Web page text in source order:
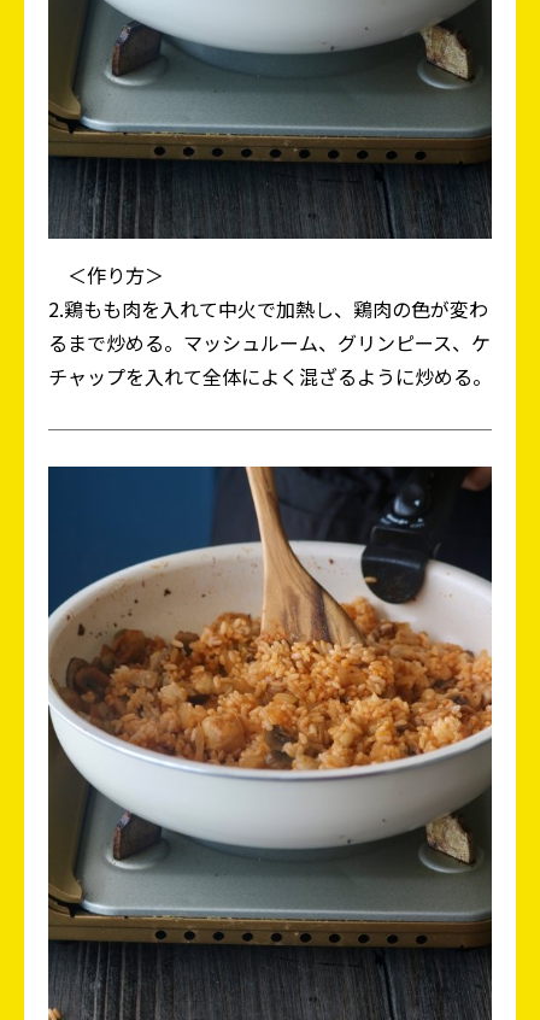
＜作り方＞
2.鶏もも肉を入れて中火で加熱し、鶏肉の色が変わ
るまで炒める。マッシュルーム、グリンピース、ケ
チャップを入れて全体によく混ざるように炒める。